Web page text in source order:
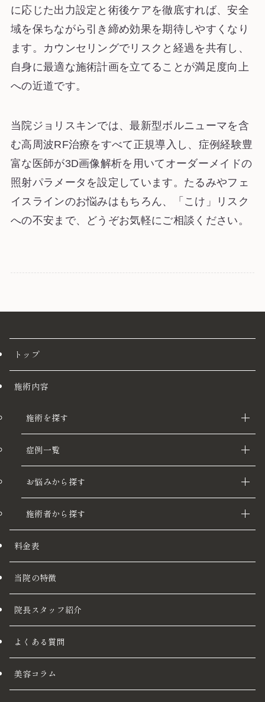
に応じた出力設定と術後ケアを徹底すれば、安全
域を保ちながら引き締め効果を期待しやすくなり
ます。カウンセリングでリスクと経過を共有し、
自身に最適な施術計画を立てることが満足度向上
への近道です。
当院ジョリスキンでは、最新型ボルニューマを含
む高周波RF治療をすべて正規導入し、症例経験豊
富な医師が3D画像解析を用いてオーダーメイドの
照射パラメータを設定しています。たるみやフェ
イスラインのお悩みはもちろん、「こけ」リスク
への不安まで、どうぞお気軽にご相談ください。
トップ
施術内容
施術を探す
症例一覧
お悩みから探す
施術者から探す
料金表
当院の特徴
院長スタッフ紹介
よくある質問
美容コラム